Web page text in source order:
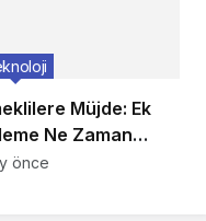
Müjde: Ek
Ne Zaman
önce